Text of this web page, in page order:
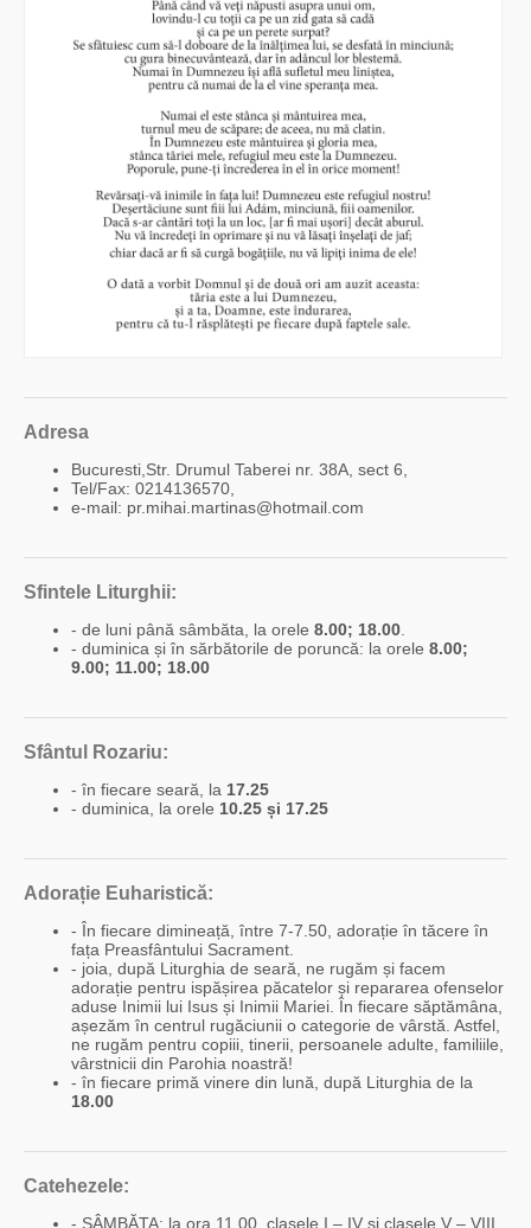
Adresa
Bucuresti,Str. Drumul Taberei nr. 38A, sect 6,
Tel/Fax: 0214136570,
e-mail: pr.mihai.martinas@hotmail.com
Sfintele Liturghii:
- de luni până sâmbăta, la orele 8.00; 18.00.
- duminica și în sărbătorile de poruncă: la orele 8.00;
9.00; 11.00; 18.00
Sfântul Rozariu:
- în fiecare seară, la 17.25
- duminica, la orele 10.25 și 17.25
Adorație Euharistică:
- În fiecare dimineață, între 7-7.50, adorație în tăcere în
fața Preasfântului Sacrament.
- joia, după Liturghia de seară, ne rugăm și facem
adorație pentru ispășirea păcatelor și repararea ofenselor
aduse Inimii lui Isus și Inimii Mariei. În fiecare săptămâna,
așezăm în centrul rugăciunii o categorie de vârstă. Astfel,
ne rugăm pentru copiii, tinerii, persoanele adulte, familiile,
vârstnicii din Parohia noastră!
- în fiecare primă vinere din lună, după Liturghia de la
18.00
Catehezele:
- SÂMBĂTA: la ora 11.00, clasele I – IV și clasele V – VIII.